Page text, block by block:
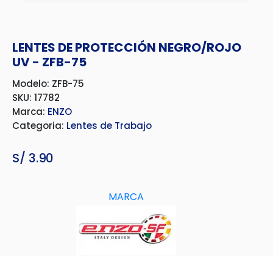
LENTES DE PROTECCIÓN NEGRO/ROJO
UV - ZFB-75
Modelo: ZFB-75
SKU: 17782
Marca: ENZO
Categoria: Lentes de Trabajo
S/ 3.90
MARCA